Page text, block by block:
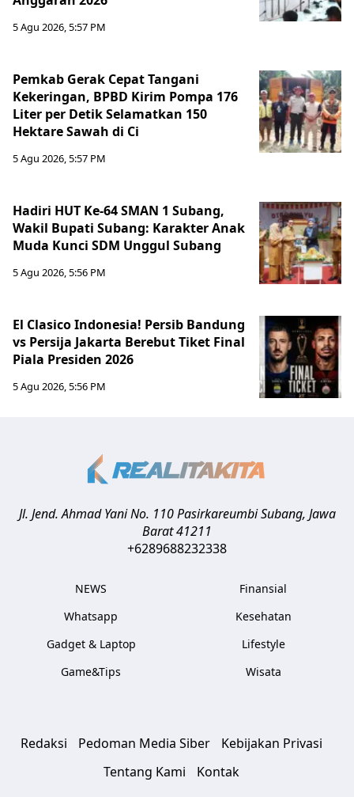
5 Agu 2026, 5:57 PM
Pemkab Gerak Cepat Tangani
Kekeringan, BPBD Kirim Pompa 176
Liter per Detik Selamatkan 150
Hektare Sawah di Ci
5 Agu 2026, 5:57 PM
Hadiri HUT Ke-64 SMAN 1 Subang,
Wakil Bupati Subang: Karakter Anak
Muda Kunci SDM Unggul Subang
5 Agu 2026, 5:56 PM
El Clasico Indonesia! Persib Bandung
vs Persija Jakarta Berebut Tiket Final
Piala Presiden 2026
5 Agu 2026, 5:56 PM
Jl. Jend. Ahmad Yani No. 110 Pasirkareumbi Subang, Jawa
Barat41211
+6289688232338
NEWS
Whatsapp
Gadget & Laptop
Game&Tips
Finansial
Kesehatan
Lifestyle
Wisata
Redaksi Pedoman Media Siber
Kebijakan Privasi
Tentang Kami
Kontak